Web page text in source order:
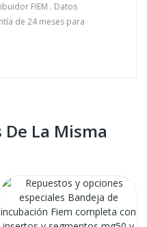
FIEM . Datos
de 24 meses para
La Misma